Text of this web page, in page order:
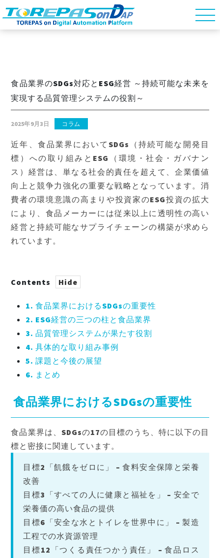
食品業界のSDGs対応とESG経営 ～持続可能な未来を
実現する品質管理システムの役割～
2025年9月3日 コラム
近年、食品業界においてSDGs（持続可能な開発目
標）への取り組みとESG（環境・社会・ガバナン
ス）経営は、単なる社会的責任を超えて、企業価値
向上と競争力強化の重要な戦略となっています。消
費者の環境意識の高まりや投資家のESG投資の拡大
により、食品メーカーには従来以上に透明性の高い
経営と持続可能なサプライチェーンの構築が求めら
れています。
Contents
1. 食品業界におけるSDGsの重要性
2. ESG経営の三つの柱と食品業界
3. 品質管理システムが果たす役割
4. 具体的な取り組み事例
5. 課題と今後の展望
6. まとめ
食品業界におけるSDGsの重要性
食品業界は、SDGsの17の目標のうち、特に以下の目
標と密接に関連しています。
目標2「飢餓をゼロに」 – 食料安全保障と栄養
改善
目標3「すべての人に健康と福祉を」 – 安全で
栄養価の高い食品の提供
目標6「安全な水とトイレを世界中に」 – 製造
工程での水資源管理
目標12「つくる責任つかう責任」 – 食品ロス